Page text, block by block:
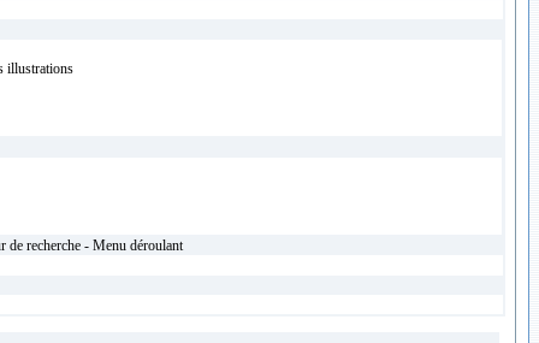
illustrations
de recherche - Menu déroulant